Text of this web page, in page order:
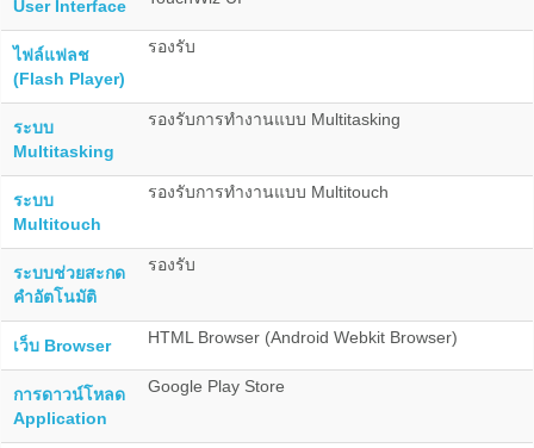
User Interface
ไฟล์แฟลช
(Flash Player)
รองรับ
ระบบ
Multitasking
รองรับการทำงานแบบ Multitasking
ระบบ
Multitouch
รองรับการทำงานแบบ Multitouch
ระบบช่วยสะกด
คำอัตโนมัติ
รองรับ
เว็บ Browser HTML Browser (Android Webkit Browser)
การดาวน์โหลด
Application
Google Play Store